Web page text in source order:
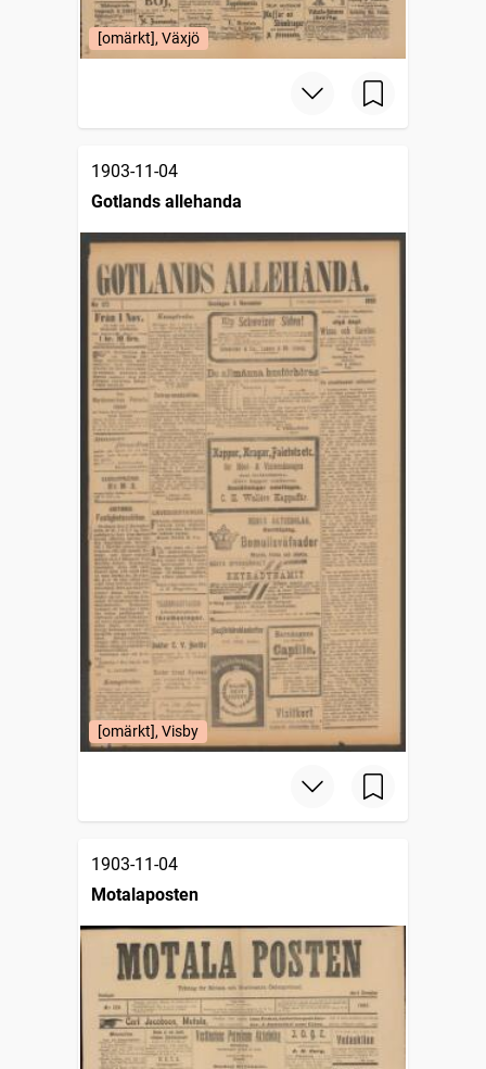
[omärkt], Växjö
1903-11-04
Gotlands allehanda
[omärkt], Visby
1903-11-04
Motalaposten